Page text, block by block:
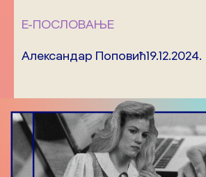
Е-ПОСЛОВАЊЕ
Александар Поповић19.12.2024.